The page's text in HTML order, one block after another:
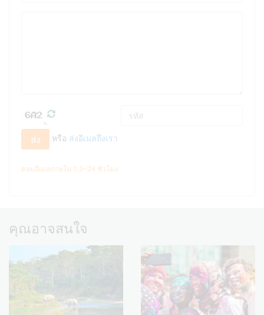
ส่ง หรือ ส่งอีเมลถึงเรา
ตอบอีเมลภายใน 0.5~24 ชั่วโมง
คุณอาจสนใจ